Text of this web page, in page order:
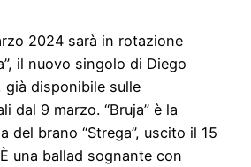
2024 sarà in rotazione
il nuovo singolo di Diego
già disponibile sulle
dal 9 marzo. “Bruja” è la
del brano “Strega”, uscito il 15
una ballad sognante con